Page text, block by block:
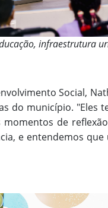
infraestrutura
Social,
do município.
momentos de
e entendemos